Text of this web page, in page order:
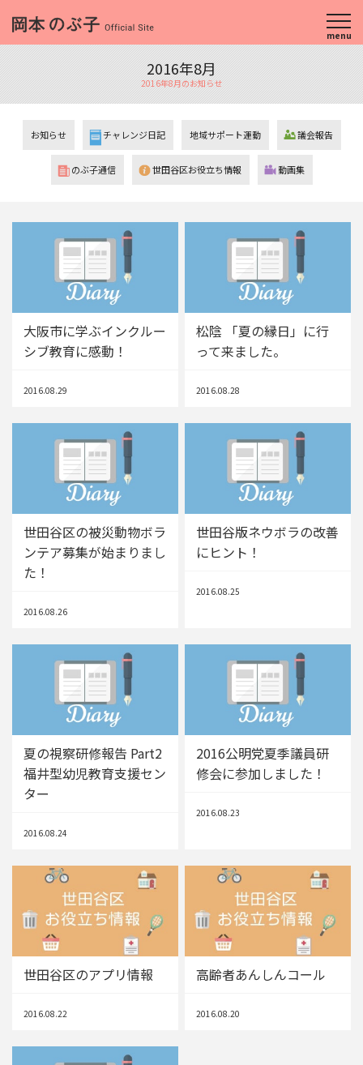
menu
2016年8月
2016年8月のお知らせ
お知らせ チャレンジ日記 地域サポート運動 議会報告
のぶ子通信 世田谷区お役立ち情報 動画集
大阪市に学ぶインクルー
シブ教育に感動！
2016.08.29
松陰 「夏の縁日」に行
って来ました。
2016.08.28
世田谷区の被災動物ボラ
ンテア募集が始まりまし
た！
2016.08.26
世田谷版ネウボラの改善
にヒント！
2016.08.25
夏の視察研修報告 Part2
福井型幼児教育支援セン
ター
2016.08.24
2016公明党夏季議員研
修会に参加しました！
2016.08.23
世田谷区のアプリ情報
2016.08.22
高齢者あんしんコール
2016.08.20